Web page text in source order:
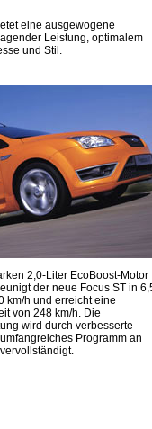
eine ausgewogene
Leistung, optimalem
und Stil.
2,0-Liter EcoBoost-Motor
der neue Focus ST in
km/h und erreicht eine
von 248 km/h. Die
wird durch verbesserte
Programm an